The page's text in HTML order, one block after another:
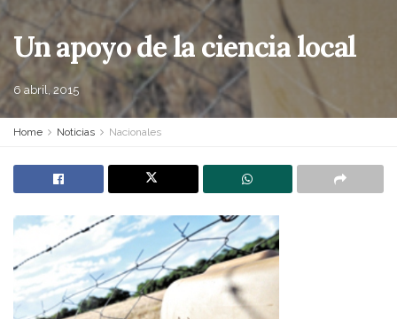
Un apoyo de la ciencia local
6 abril, 2015
Home Noticias Nacionales